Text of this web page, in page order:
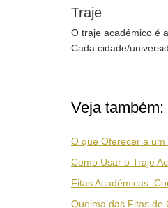
Traje
O traje académico é
Cada cidade/
Veja também:
O que Oferecer a
Como Usar o Traje
Fitas Académicas:
Queima das Fitas de